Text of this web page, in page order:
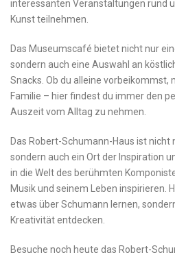
‍interessanten Veranstaltungen rund
Kunst teilnehmen.
Das Museumscafé bietet nicht ​nur
sondern auch ‌eine Auswahl⁤ an
Snacks. Ob du alleine vorbeikommst,
Familie – hier ‍findest ‌du immer ⁢den
Auszeit vom Alltag zu nehmen.
Das Robert-Schumann-Haus ist nicht
sondern auch ⁤ein Ort ​der Inspiration‌
⁢in die Welt des berühmten
Musik und seinem‍ Leben inspirieren.
etwas über ⁢Schumann⁤ lernen,
‌Kreativität entdecken.
Besuche noch⁣ heute das⁣ Robert-